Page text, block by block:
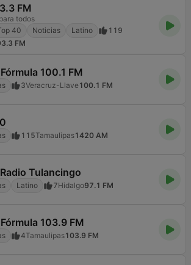
FM
todos
40
Noticias Latino
119
FM
100.1 FM
3Veracruz-Llave100.1 FM
115Tamaulipas1420 AM
Tulancingo
Latino 7Hidalgo97.1 FM
103.9 FM
4Tamaulipas103.9 FM